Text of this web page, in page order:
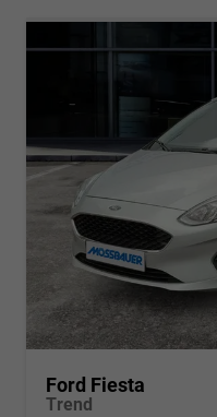
Ford Fiesta
Trend